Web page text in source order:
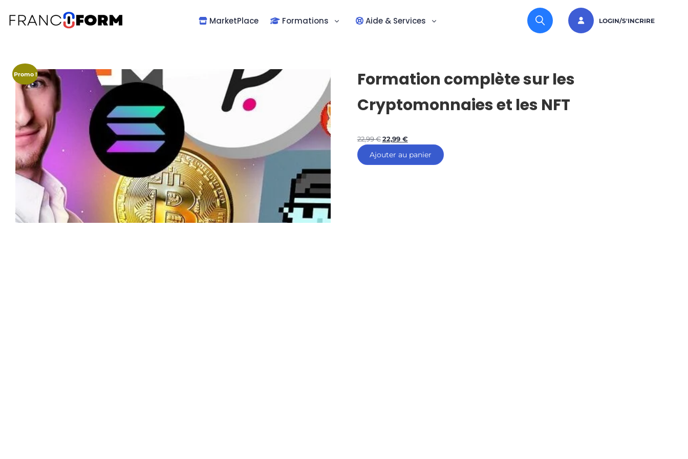
MarketPlace Formations Aide & Services LOGIN/S'INCRIRE
Promo !
Formation complète sur les
Cryptomonnaies et les NFT
22,99€ 22,99 €
Ajouter au panier